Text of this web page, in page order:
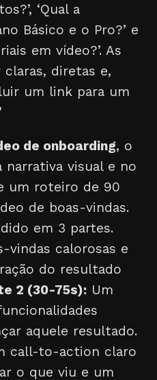
‘Qual a
Básico e o Pro?’ e
em vídeo?’. As
diretas e,
um link para um
de onboarding, o
visual e no
um roteiro de 90
de boas-vindas.
em 3 partes.
vindas calorosas e
do resultado
2 (30-75s): Um
aquele resultado.
call-to-action claro
o que viu e um